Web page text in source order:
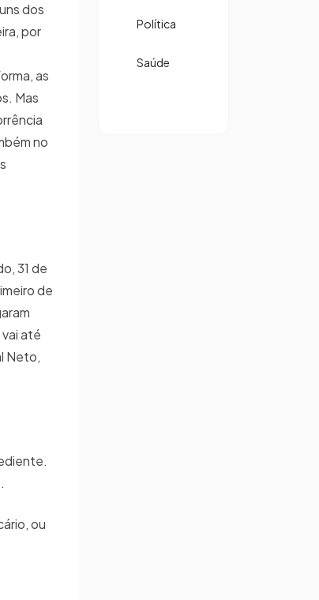
dos
por
as
Mas
no
31 de
de
até
Neto,
ou
Política
Saúde